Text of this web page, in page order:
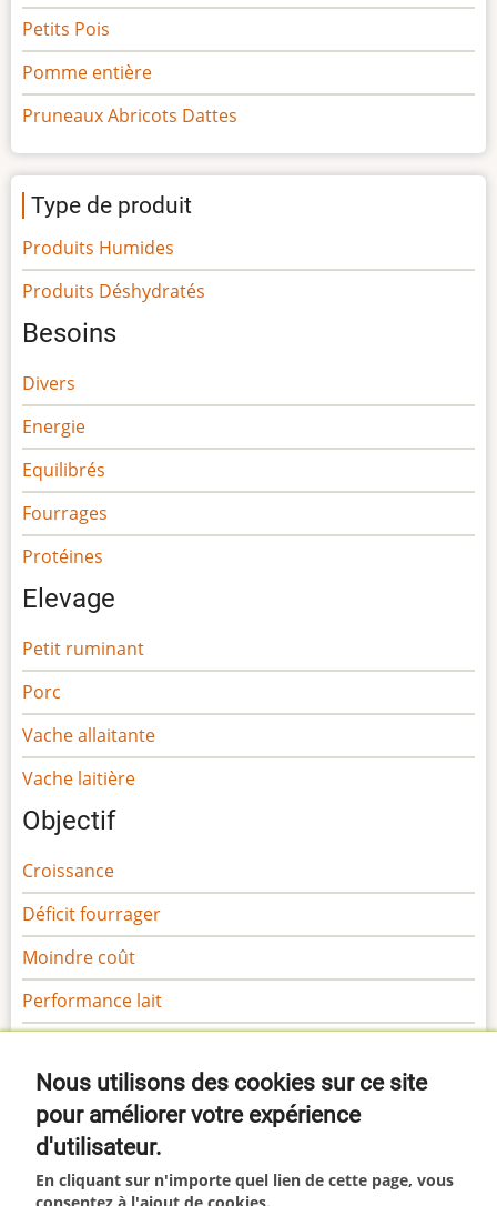
Petits Pois
Pomme entière
Pruneaux Abricots Dattes
Type de produit
Produits Humides
Produits Déshydratés
Besoins
Divers
Energie
Equilibrés
Fourrages
Protéines
Elevage
Petit ruminant
Porc
Vache allaitante
Vache laitière
Objectif
Croissance
Déficit fourrager
Moindre coût
Performance lait
Sécurité
Gamme Margaron
Gamme Marga
Nous utilisons des cookies sur ce site
pour améliorer votre expérience
d'utilisateur.
En cliquant sur n'importe quel lien de cette page, vous